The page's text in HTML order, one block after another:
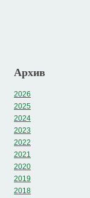
Архив
2026
2025
2024
2023
2022
2021
2020
2019
2018